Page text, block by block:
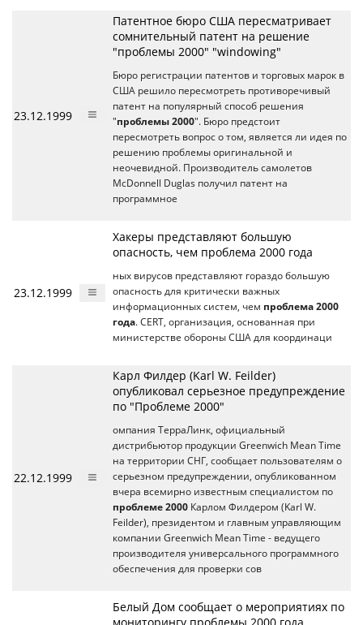
23.12.1999
Патентное бюро США пересматривает
сомнительный патент на решение
"проблемы 2000" "windowing"
Бюро регистрации патентов и торговых марок в
США решило пересмотреть противоречивый
патент на популярный способ решения
"проблемы 2000". Бюро предстоит
пересмотреть вопрос о том, является ли идея по
решению проблемы оригинальной и
неочевидной. Производитель самолетов
McDonnell Duglas получил патент на
программное
23.12.1999
Хакеры представляют большую
опасность, чем проблема 2000 года
ных вирусов представляют гораздо большую
опасность для критически важных
информационных систем, чем проблема 2000
года. CERT, организация, основанная при
министерстве обороны США для координаци
22.12.1999
Карл Филдер (Karl W. Feilder)
опубликовал серьезное предупреждение
по "Проблеме 2000"
омпания ТерраЛинк, официальный
дистрибьютор продукции Greenwich Mean Time
на территории СНГ, сообщает пользователям о
серьезном предупреждении, опубликованном
вчера всемирно известным специалистом по
проблеме 2000 Карлом Филдером (Karl W.
Feilder), президентом и главным управляющим
компании Greenwich Mean Time - ведущего
производителя универсального программного
обеспечения для проверки сов
Белый Дом сообщает о мероприятиях по